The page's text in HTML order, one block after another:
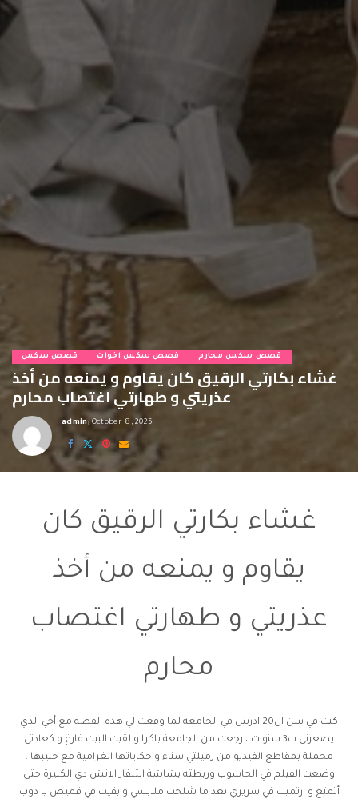
قصص سكس قصص سكس اخوات قصص سكس محارم
غشاء بكارتي الرقيق كان يقاوم و يمنعه من أخذ
عذريتي و طهارتي اغتصاب محارم
by
admin October 8, 2025
غشاء بكارتي الرقيق كان
يقاوم و يمنعه من أخذ
عذريتي و طهارتي اغتصاب
محارم
كنت في سن ال20 ادرس في الجامعة لما وقعت لي هذه القصة مع أخي الذي
يصغرني ب3 سنوات ، رجعت من الجامعة باكرا و لقيت البيت فارغ و كعادتي
محملة بمقاطع الفيديو من زميلتي سناء و حكاياتها الغرامية مع حبيبها ،
وضعت الفيلم في الحاسوب وربطته بشاشة التلفاز الاتش دي الكبيرة حتى
أتمتع و ارتميت في سريري بعد ما شلحت ملابسي و بقيت في قميص يا دوب